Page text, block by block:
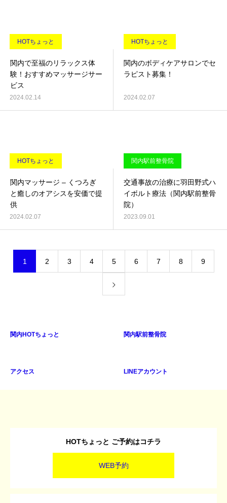
HOTちょっと
関内で至福のリラックス体
験！おすすめマッサージサー
ビス
2024.02.14
HOTちょっと
関内のボディケアサロンでセ
ラピスト募集！
2024.02.07
HOTちょっと
関内マッサージ – くつろぎ
と癒しのオアシスを安価で提
供
2024.02.07
関内駅前整骨院
交通事故の治療に羽田野式ハ
イボルト療法（関内駅前整骨
院）
2023.09.01
1 2 3 4 5 6 7 8 9
関内HOTちょっと 関内駅前整骨院
アクセス LINEアカウント
HOTちょっと ご予約はコチラ
WEB予約